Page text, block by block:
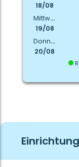
18/08
Mittwoch
19/08
Donnerstag
20/08